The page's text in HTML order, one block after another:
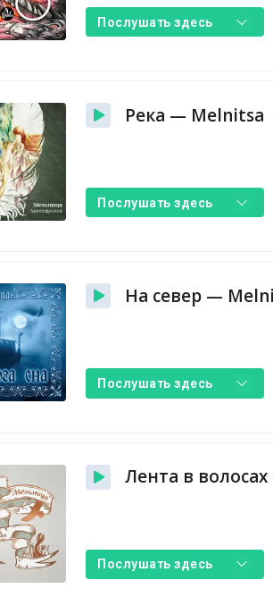
Послушать здесь
Река — Melnitsa
Послушать здесь
На север —
Послушать здесь
Лента в
Послушать здесь